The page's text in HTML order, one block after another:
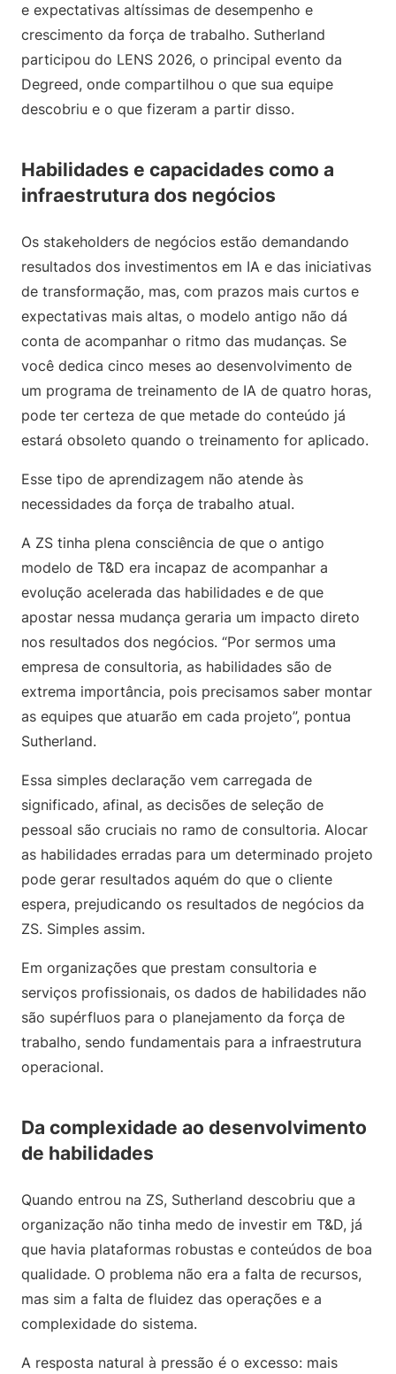
e expectativas altíssimas de desempenho e
crescimento da força de trabalho. Sutherland
participou do LENS 2026, o principal evento da
Degreed, onde compartilhou o que sua equipe
descobriu e o que fizeram a partir disso.
Habilidades e capacidades como a
infraestrutura dos negócios
Os stakeholders de negócios estão demandando
resultados dos investimentos em IA e das iniciativas
de transformação, mas, com prazos mais curtos e
expectativas mais altas, o modelo antigo não dá
conta de acompanhar o ritmo das mudanças. Se
você dedica cinco meses ao desenvolvimento de
um programa de treinamento de IA de quatro horas,
pode ter certeza de que metade do conteúdo já
estará obsoleto quando o treinamento for aplicado.
Esse tipo de aprendizagem não atende às
necessidades da força de trabalho atual.
A ZS tinha plena consciência de que o antigo
modelo de T&D era incapaz de acompanhar a
evolução acelerada das habilidades e de que
apostar nessa mudança geraria um impacto direto
nos resultados dos negócios. “Por sermos uma
empresa de consultoria, as habilidades são de
extrema importância, pois precisamos saber montar
as equipes que atuarão em cada projeto”, pontua
Sutherland.
Essa simples declaração vem carregada de
significado, afinal, as decisões de seleção de
pessoal são cruciais no ramo de consultoria. Alocar
as habilidades erradas para um determinado projeto
pode gerar resultados aquém do que o cliente
espera, prejudicando os resultados de negócios da
ZS. Simples assim.
Em organizações que prestam consultoria e
serviços profissionais, os dados de habilidades não
são supérfluos para o planejamento da força de
trabalho, sendo fundamentais para a infraestrutura
operacional.
Da complexidade ao desenvolvimento
de habilidades
Quando entrou na ZS, Sutherland descobriu que a
organização não tinha medo de investir em T&D, já
que havia plataformas robustas e conteúdos de boa
qualidade. O problema não era a falta de recursos,
mas sim a falta de fluidez das operações e a
complexidade do sistema.
A resposta natural à pressão é o excesso: mais